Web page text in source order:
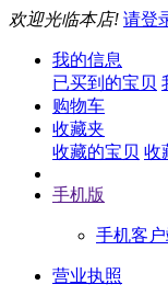
欢迎光临本店! 请登
我的信息
已买到的宝贝
购物车
收藏夹
收藏的宝贝 收
手机版
手机客
营业执照